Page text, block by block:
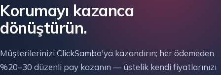
Korumayı kazanca
dönüştürün.
Müşterilerinizi ClickSambo'ya kazandırın; her ödemeden
%20–30 düzenli pay kazanın — üstelik kendi fiyatlarınızı